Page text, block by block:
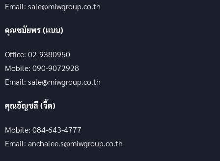
Email: sale@miwgroup.co.th
คุณชมัยพร (แนน)
Office: 02-9380950
Mobile: 090-9072928
Email: sale@miwgroup.co.th
คุณอัญชลี (จี๊ด)
Mobile: 084-643-4777
Email: anchalee.s@miwgroup.co.th